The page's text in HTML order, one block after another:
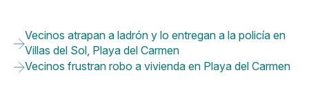
Vecinos atrapan a ladrón y lo entregan a la policía en
Villas del Sol, Playa del Carmen
Vecinos frustran robo a vivienda en Playa del Carmen